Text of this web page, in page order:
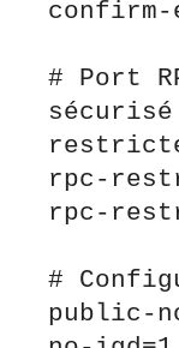
confirm-
# Port
sécurisé
rpc-
rpc-
#
public-